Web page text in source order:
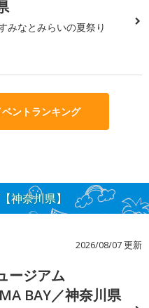
みなとみらいの夏祭り
ントランキング
神奈川県】
2026/08/07 更新
ージアム
BAY／神奈川県